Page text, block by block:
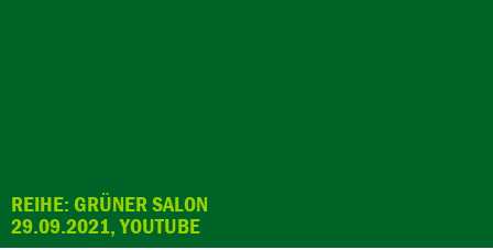
REIHE: GRÜNER SALON
29.09.2021, YOUTUBE